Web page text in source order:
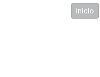
Inicio